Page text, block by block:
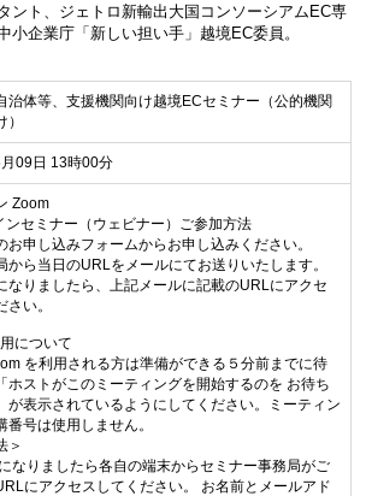
ント、ジェトロ新輸出大国コンソーシアムEC専
小企業庁「新しい担い手」越境EC委員。
治体等、支援機関向け越境ECセミナー（公的機関
09日 13時00分
Zoom
ンセミナー（ウェビナー）ご参加方法
お申し込みフォームからお申し込みください。
から当日のURLをメールにてお送りいたします。
なりましたら、上記メールに記載のURLにアクセ
さい。
について
を利用される方は準備ができる５分前までに待
ホストがこのミーティングを開始するのを お待ち
が表示されているようにしてください。ミーティン
番号は使用しません。
＞
なりましたら各自の端末からセミナー事務局がご
にアクセスしてください。 お名前とメールアド